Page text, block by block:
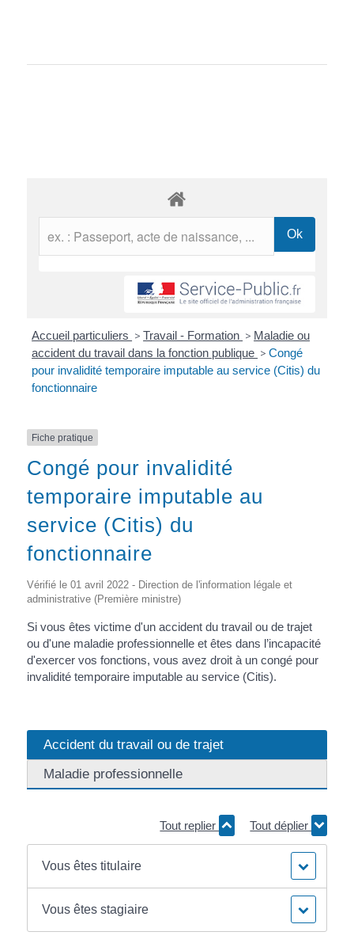
Accueil particuliers > Travail - Formation > Maladie ou
accident du travail dans la fonction publique > Congé
pour invalidité temporaire imputable au service (Citis) du
fonctionnaire
Fiche pratique
Congé pour invalidité
temporaire imputable au
service (Citis) du
fonctionnaire
Vérifié le 01 avril 2022 - Direction de l'information légale et
administrative (Première ministre)
Si vous êtes victime d'un accident du travail ou de trajet
ou d'une maladie professionnelle et êtes dans l’incapacité
d'exercer vos fonctions, vous avez droit à un congé pour
invalidité temporaire imputable au service (Citis).
Accident du travail ou de trajet
Maladie professionnelle
Tout replier Tout déplier
Vous êtes titulaire
Vous êtes stagiaire